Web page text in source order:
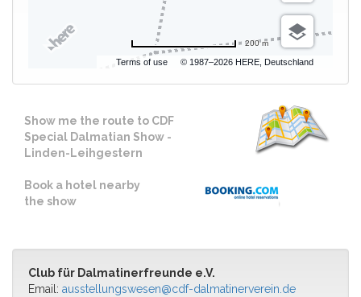
Terms of use © 1987–2026 HERE, Deutschland
200 m
Show me the route to CDF
Special Dalmatian Show -
Linden-Leihgestern
Book a hotel nearby
the show
Club für Dalmatinerfreunde e.V.
Email: ausstellungswesen@cdf-dalmatinerverein.de